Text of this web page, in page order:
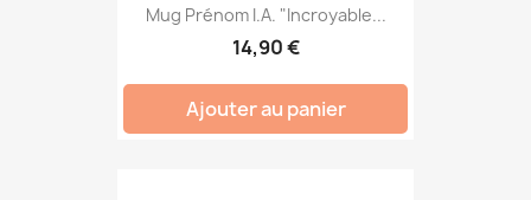
Mug Prénom I.A. "Incroyable...
14,90 €
Ajouter au panier